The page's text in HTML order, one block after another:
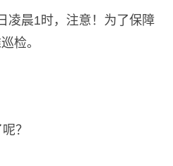
凌晨1时，注意！为了保障
检。
？